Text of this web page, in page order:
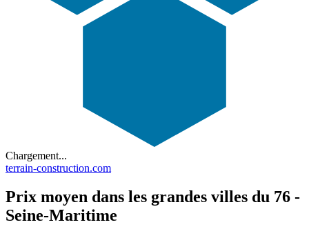
Chargement...
terrain-construction.com
Prix moyen dans les grandes villes du 76 -
Seine-Maritime